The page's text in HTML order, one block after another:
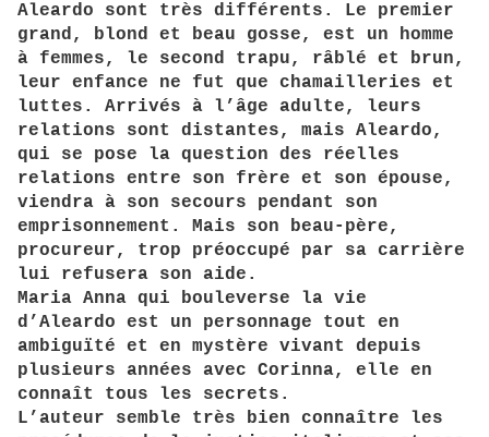
Aleardo sont très différents. Le premier
grand, blond et beau gosse, est un homme
à femmes, le second trapu, râblé et brun,
leur enfance ne fut que chamailleries et
luttes. Arrivés à l’âge adulte, leurs
relations sont distantes, mais Aleardo,
qui se pose la question des réelles
relations entre son frère et son épouse,
viendra à son secours pendant son
emprisonnement. Mais son beau-père,
procureur, trop préoccupé par sa carrière
lui refusera son aide.
Maria Anna qui bouleverse la vie
d’Aleardo est un personnage tout en
ambiguïté et en mystère vivant depuis
plusieurs années avec Corinna, elle en
connaît tous les secrets.
L’auteur semble très bien connaître les